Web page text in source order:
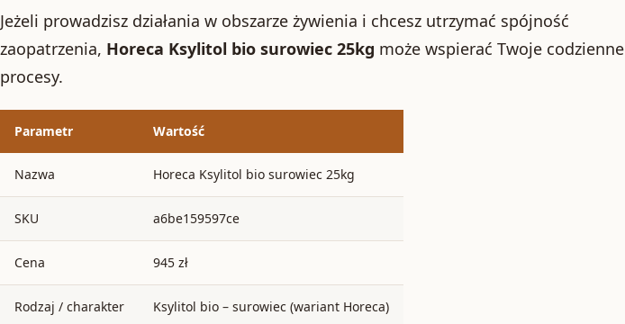
Jeżeli prowadzisz działania w obszarze żywienia i chcesz utrzymać spójność
zaopatrzenia, Horeca Ksylitol bio surowiec 25kg może wspierać Twoje codzienne
procesy.
Parametr Wartość
Nazwa Horeca Ksylitol bio surowiec 25kg
SKU a6be159597ce
Cena 945 zł
Rodzaj / charakter Ksylitol bio – surowiec (wariant Horeca)